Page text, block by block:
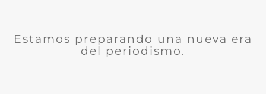
Estamos preparando una nueva era
del periodismo.